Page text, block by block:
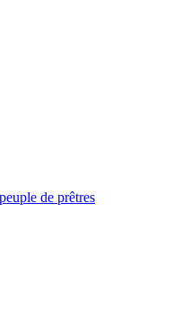
de prêtres